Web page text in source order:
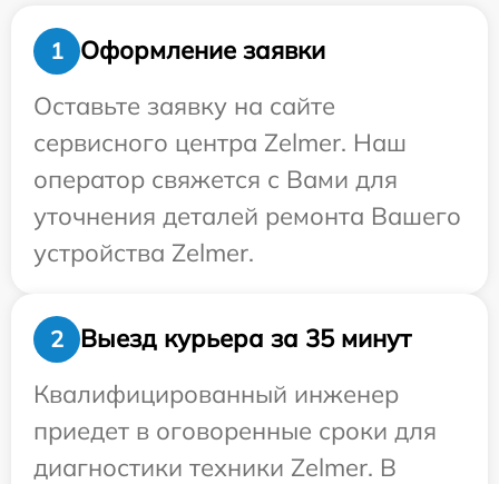
1
Оформление заявки
Оставьте заявку на сайте
сервисного центра Zelmer. Наш
оператор свяжется с Вами для
уточнения деталей ремонта Вашего
устройства Zelmer.
2
Выезд курьера за 35 минут
Квалифицированный инженер
приедет в оговоренные сроки для
диагностики техники Zelmer. В